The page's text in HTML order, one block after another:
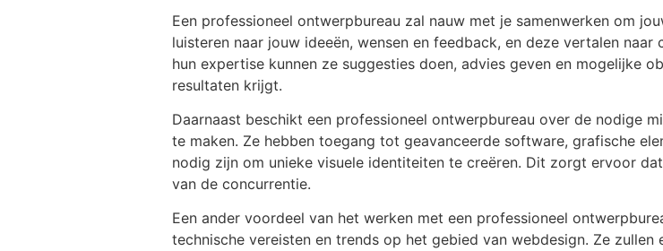
Een professioneel ontwerpbureau zal nauw met je samenwerken om
luisteren naar jouw ideeën, wensen en feedback, en deze vertalen
hun expertise kunnen ze suggesties doen, advies geven en mogelijke
resultaten krijgt.
Daarnaast beschikt een professioneel ontwerpbureau over de nodige
te maken. Ze hebben toegang tot geavanceerde software, grafische
nodig zijn om unieke visuele identiteiten te creëren. Dit zorgt ervoor
van de concurrentie.
Een ander voordeel van het werken met een professioneel
technische vereisten en trends op het gebied van webdesign. Ze